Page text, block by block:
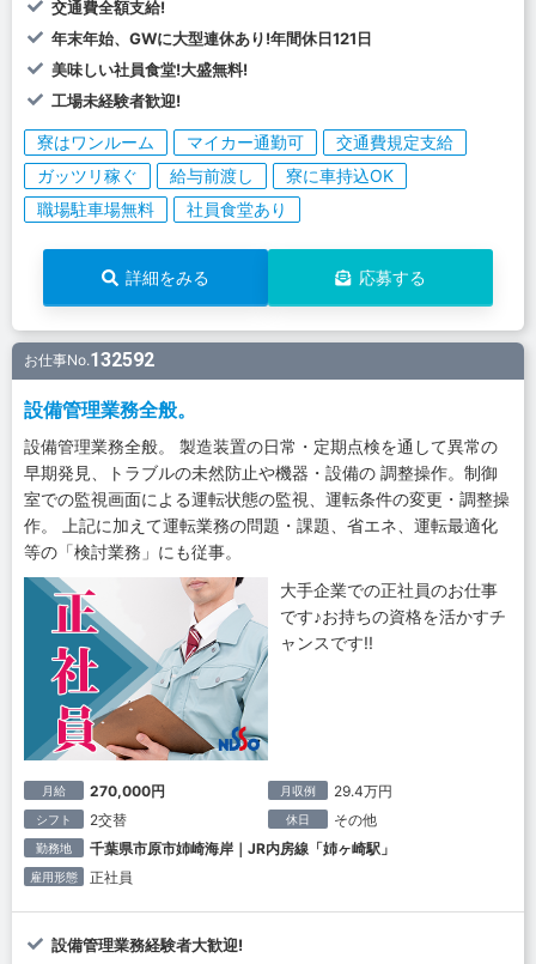
交通費全額支給!
年末年始、GWに大型連休あり!年間休日121日
美味しい社員食堂!大盛無料!
工場未経験者歓迎!
寮はワンルーム マイカー通勤可
交通費規定支給
ガッツリ稼ぐ
給与前渡し
寮に車持込OK
職場駐車場無料
社員食堂あり
詳細をみる 応募する
お仕事No.132592
設備管理業務全般。
設備管理業務全般。 製造装置の日常・定期点検を通して異常の
早期発見、トラブルの未然防止や機器・設備の 調整操作。制御
室での監視画面による運転状態の監視、運転条件の変更・調整操
作。 上記に加えて運転業務の問題・課題、省エネ、運転最適化
等の「検討業務」にも従事。
大手企業での正社員のお仕事
です♪お持ちの資格を活かすチ
ャンスです!!
月給 270,000円 月収例 29.4万円
シフト 2交替 休日 その他
勤務地 千葉県市原市姉崎海岸｜JR内房線「姉ヶ崎駅」
雇用形態 正社員
設備管理業務経験者大歓迎!